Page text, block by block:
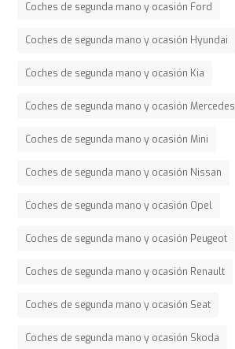
Coches de segunda mano y ocasión Ford
Coches de segunda mano y ocasión Hyundai
Coches de segunda mano y ocasión Kia
Coches de segunda mano y ocasión Mercedes
Coches de segunda mano y ocasión Mini
Coches de segunda mano y ocasión Nissan
Coches de segunda mano y ocasión Opel
Coches de segunda mano y ocasión Peugeot
Coches de segunda mano y ocasión Renault
Coches de segunda mano y ocasión Seat
Coches de segunda mano y ocasión Skoda